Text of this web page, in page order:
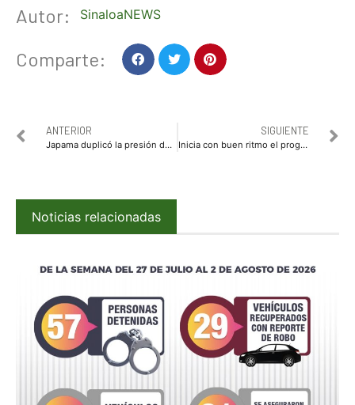
Autor: SinaloaNEWS
Comparte:
ANTERIOR
Japama duplicó la presión de agua potable, ya está al 90 por ciento
SIGUIENTE
Inicia con buen ritmo el programa de apoyo a la economía familiar Buen Fin Ahome 2021
Noticias relacionadas